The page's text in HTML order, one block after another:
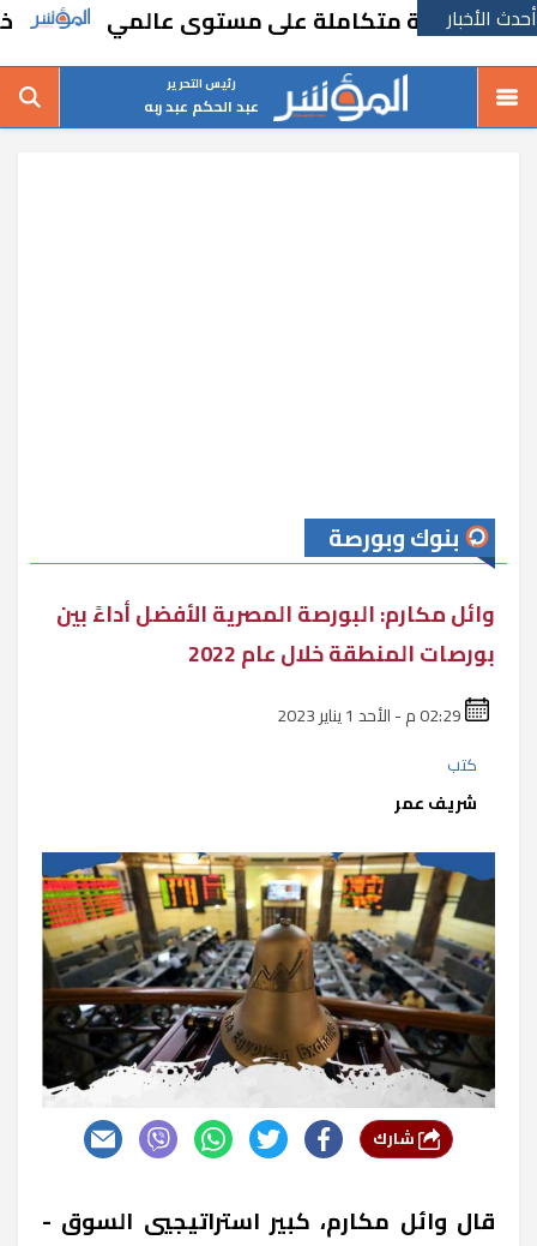
أحدث الأخبارمتكاملة على مستوى عالمي خطة
رئيس التحرير
عبد الحكم عبد ربه
بنوك وبورصة
وائل مكارم: البورصة المصرية الأفضل أداءً بين
بورصات المنطقة خلال عام 2022
كتب
شريف عمر
قال وائل مكارم، كبير استراتيجيي السوق -